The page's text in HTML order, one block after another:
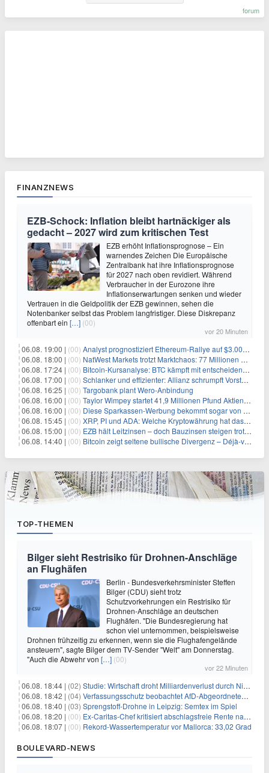
forum
FINANZNEWS
EZB-Schock: Inflation bleibt hartnäckiger als
gedacht – 2027 wird zum kritischen Test
EZB erhöht Inflationsprognose – Ein
warnendes Zeichen Die Europäische
Zentralbank hat ihre Inflationsprognose
für 2027 nach oben revidiert. Während
Verbraucher in der Eurozone ihre
Inflationserwartungen senken und wieder
Vertrauen in die Geldpolitik der EZB gewinnen, sehen die
Notenbanker selbst das Problem langfristiger. Diese Diskrepanz
offenbart ein […] (00)
vor 20 Minuten
06.08. 19:00 | (00) Analyst prognostiziert Ethereum-Rallye auf $3.000 nach entscheidendem On-Chain-Ausbruch
06.08. 18:00 | (00) NatWest Markets trotzt Marktchaos: 77 Millionen Pfund Gewinn im ersten Halbjahr
06.08. 17:24 | (00) Bitcoin-Kursanalyse: BTC kämpft mit entscheidender $65K-Hürde, während sich ein Liquidationscluster aufbaut
06.08. 17:00 | (00) Schlanker und effizienter: Allianz schrumpft Vorstand auf 8 Köpfe – das steckt dahinter
06.08. 16:25 | (00) Targobank plant Wero-Anbindung
06.08. 16:00 | (00) Taylor Wimpey startet 41,9 Millionen Pfund Aktienrückkauf – was Anleger wissen müssen
06.08. 16:00 | (00) Diese Sparkassen-Werbung bekommt sogar von der Konkurrenz Lob
06.08. 15:45 | (00) XRP, PI und ADA: Welche Kryptowährung hat das größte Potenzial im nächsten Bullenmarkt?
06.08. 15:00 | (00) EZB hält Leitzinsen – doch Bauzinsen steigen trotzdem: Das Nahost-Problem für Immobilienkäufer
06.08. 14:40 | (00) Bitcoin zeigt seltene bullische Divergenz – Déjà-vu für BTC?
TOP-THEMEN
Bilger sieht Restrisiko für Drohnen-Anschläge
an Flughäfen
Berlin - Bundesverkehrsminister Steffen
Bilger (CDU) sieht trotz
Schutzvorkehrungen ein Restrisiko für
Drohnen-Anschläge an deutschen
Flughäfen. "Die Bundesregierung hat
schon viel unternommen, beispielsweise
Drohnen frühzeitig zu erkennen, wenn sie die Flughafengelände
ansteuern", sagte Bilger dem TV-Sender "Welt" am Donnerstag.
"Auch die Abwehr von […] (00)
vor 22 Minuten
06.08. 18:44 | (02) Studie: Wirtschaft droht Milliardenverlust durch Niedrigwasser
06.08. 18:42 | (04) Verfassungsschutz beobachtet AfD-Abgeordneten Nolte
06.08. 18:40 | (03) Sprengstoff-Drohne in Leipzig: Semtex im Spiel
06.08. 18:20 | (00) Ex-Caritas-Chef kritisiert abschlagsfreie Rente nach 45 Jahren
06.08. 18:07 | (00) Rekord-Wassertemperatur vor Mallorca: 33,02 Grad
BOULEVARD-NEWS